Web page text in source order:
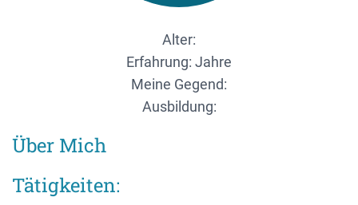
Alter:
Erfahrung: Jahre
Meine Gegend:
Ausbildung:
Über Mich
Tätigkeiten: